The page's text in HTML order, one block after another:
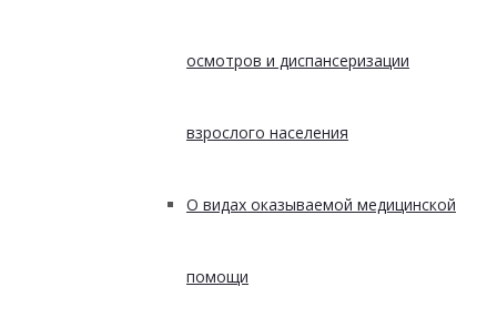
осмотров и диспансеризации
взрослого населения
О видах оказываемой медицинской
помощи